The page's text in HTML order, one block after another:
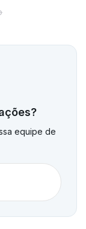
equipe de